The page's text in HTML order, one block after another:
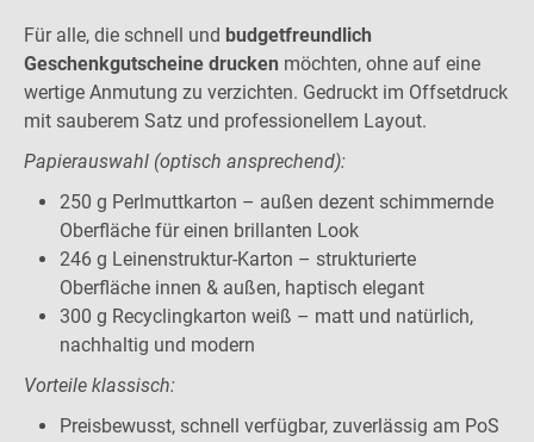
Für alle, die schnell und budgetfreundlich
Geschenkgutscheine drucken möchten, ohne auf eine
wertige Anmutung zu verzichten. Gedruckt im Offsetdruck
mit sauberem Satz und professionellem Layout.
Papierauswahl (optisch ansprechend):
250 g Perlmuttkarton – außen dezent schimmernde
Oberfläche für einen brillanten Look
246 g Leinenstruktur-Karton – strukturierte
Oberfläche innen & außen, haptisch elegant
300 g Recyclingkarton weiß – matt und natürlich,
nachhaltig und modern
Vorteile klassisch:
Preisbewusst, schnell verfügbar, zuverlässig am PoS